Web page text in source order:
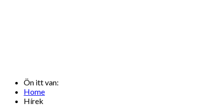
Ön itt van:
Home
Hírek